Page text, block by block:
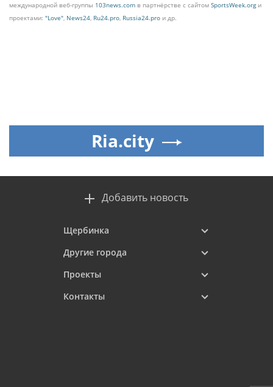
международной веб-группы 103news.com в партнёрстве с сайтом SportsWeek.orgи
проектами: "Love", News24, Ru24.pro, Russia24.pro и др.
Ria.city
Добавить новость
Щербинка
Другие города
Проекты
Контакты